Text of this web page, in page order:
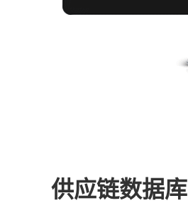
供应链数据库